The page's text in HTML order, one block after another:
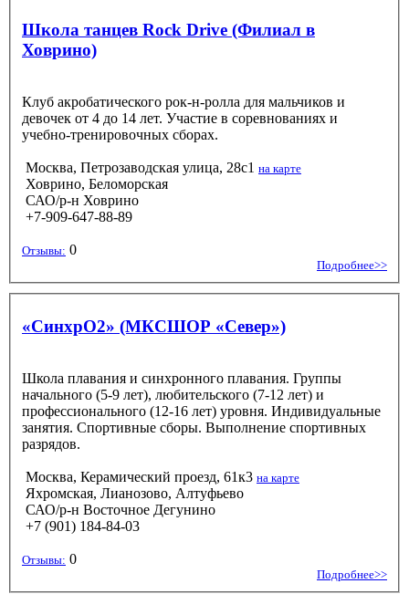
Школа танцев Rock Drive (Филиал в
Ховрино)
Клуб акробатического рок-н-ролла для мальчиков и
девочек от 4 до 14 лет. Участие в соревнованиях и
учебно-тренировочных сборах.
Москва, Петрозаводская улица, 28с1 на карте
Ховрино, Беломорская
САО/р-н Ховрино
+7-909-647-88-89
Отзывы: 0
Подробнее>>
«СинхрО2» (МКСШОР «Север»)
Школа плавания и синхронного плавания. Группы
начального (5-9 лет), любительского (7-12 лет) и
профессионального (12-16 лет) уровня. Индивидуальные
занятия. Спортивные сборы. Выполнение спортивных
разрядов.
Москва, Керамический проезд, 61к3 на карте
Яхромская, Лианозово, Алтуфьево
САО/р-н Восточное Дегунино
+7 (901) 184-84-03
Отзывы: 0
Подробнее>>